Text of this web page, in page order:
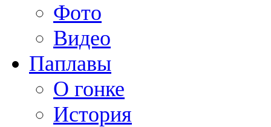
Фото
Видео
Паплавы
О гонке
История